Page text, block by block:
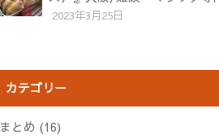
2023年3月25日
カテゴリー
まとめ (16)